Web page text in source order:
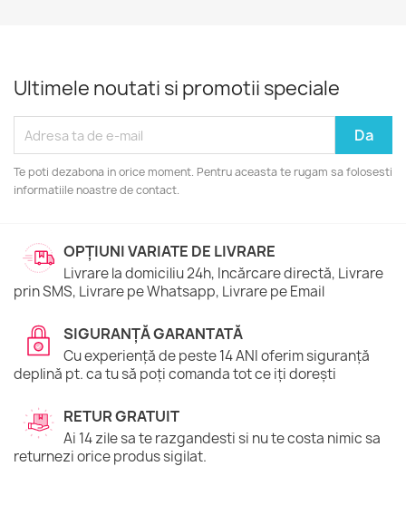
Ultimele noutati si promotii speciale
Te poti dezabona in orice moment. Pentru aceasta te rugam sa folosesti
informatiile noastre de contact.
OPȚIUNI VARIATE DE LIVRARE
Livrare la domiciliu 24h, Incărcare directă, Livrare
prin SMS, Livrare pe Whatsapp, Livrare pe Email
SIGURANȚĂ GARANTATĂ
Cu experiență de peste 14 ANI oferim siguranță
deplină pt. ca tu să poți comanda tot ce iți dorești
RETUR GRATUIT
Ai 14 zile sa te razgandesti si nu te costa nimic sa
returnezi orice produs sigilat.